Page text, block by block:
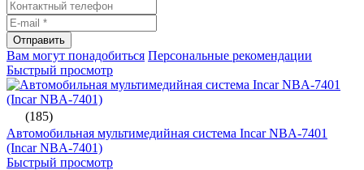
Отправить
Вам могут понадобиться Персональные рекомендации
Быстрый просмотр
(185)
Автомобильная мультимедийная система Incar NBA-7401
(Incar NBA-7401)
Быстрый просмотр